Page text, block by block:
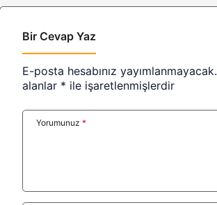
Bir Cevap Yaz
E-posta hesabınız yayımlanmayacak.
alanlar * ile işaretlenmişlerdir
Yorumunuz *